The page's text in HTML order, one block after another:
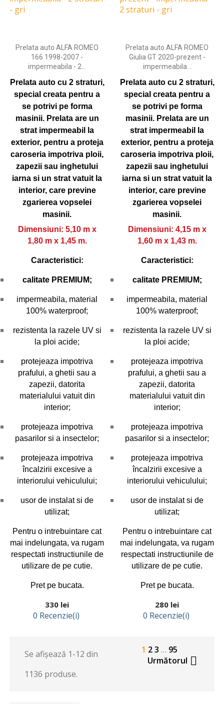
Prelata auto ALFA ROMEO
166 1998-2007 -
impermeabila - 2...
Prelata auto cu 2 straturi,
special creata pentru a
se potrivi pe forma
masinii. Prelata are un
strat impermeabil la
exterior, pentru a proteja
caroseria impotriva ploii,
zapezii sau inghetului
iarna si un strat vatuit la
interior, care previne
zgarierea vopselei
masinii.
Dimensiuni: 5,10 m x
1,80 m x 1,45 m.
Caracteristici:
calitate PREMIUM;
impermeabila, material
100% waterproof;
rezistenta la razele UV si
la ploi acide;
protejeaza impotriva
prafului, a ghetii sau a
zapezii, datorita
materialului vatuit din
interior;
protejeaza impotriva
pasarilor si a insectelor;
protejeaza impotriva
încalzirii excesive a
interiorului vehiculului;
usor de instalat si de
utilizat;
Pentru o intrebuintare cat
mai indelungata, va rugam
respectati instructiunile de
utilizare de pe cutie.
Pret pe bucata.
Preț
330 lei
0 Recenzie(i)
Prelata auto ALFA ROMEO
Giulia GT 2020-prezent -
impermeabila...
Prelata auto cu 2 straturi,
special creata pentru a
se potrivi pe forma
masinii. Prelata are un
strat impermeabil la
exterior, pentru a proteja
caroseria impotriva ploii,
zapezii sau inghetului
iarna si un strat vatuit la
interior, care previne
zgarierea vopselei
masinii.
Dimensiuni: 4,15 m x
1,60 m x 1,43 m.
Caracteristici:
calitate PREMIUM;
impermeabila, material
100% waterproof;
rezistenta la razele UV si
la ploi acide;
protejeaza impotriva
prafului, a ghetii sau a
zapezii, datorita
materialului vatuit din
interior;
protejeaza impotriva
pasarilor si a insectelor;
protejeaza impotriva
încalzirii excesive a
interiorului vehiculului;
usor de instalat si de
utilizat;
Pentru o intrebuintare cat
mai indelungata, va rugam
respectati instructiunile de
utilizare de pe cutie.
Pret pe bucata.
Preț
280 lei
0 Recenzie(i)
Se afișează 1-12 din
1136 produse.
1 23 … 95
Următorul 